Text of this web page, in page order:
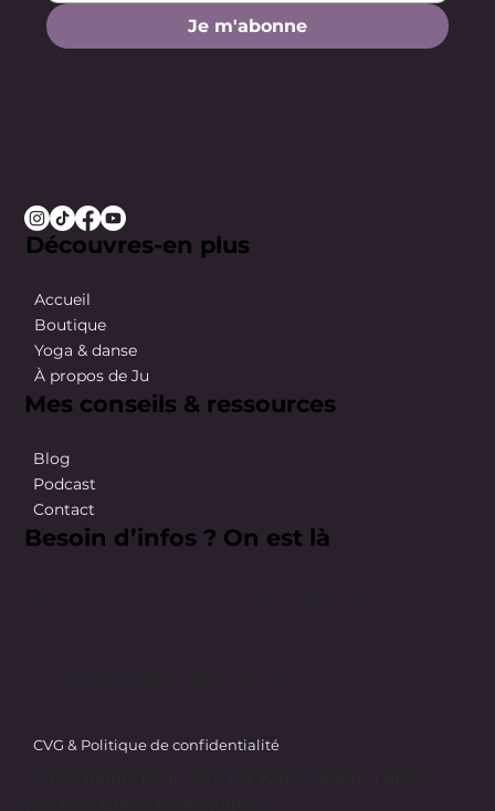
Je m'abonne
CVG & Politique de confidentialité
Découvres-en plus
Accueil
Boutique
Yoga & danse
À propos de Ju
Mes conseils & ressources
Blog
Podcast
Contact
Besoin d’infos ? On est là